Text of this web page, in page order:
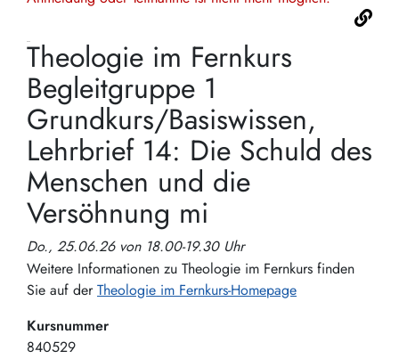
Theologie im Fernkurs
Begleitgruppe 1
Grundkurs/Basiswissen,
Lehrbrief 14: Die Schuld des
Menschen und die
Versöhnung mi
Do., 25.06.26 von 18.00-19.30 Uhr
Weitere Informationen zu Theologie im Fernkurs finden
Sie auf derTheologie im Fernkurs-Homepage
Kursnummer
840529